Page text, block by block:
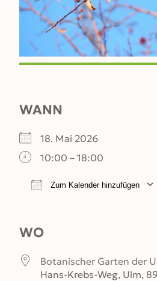
WANN
18. Mai 2026
10:00 – 18:00
Zum Kalender hinzufügen
WO
Botanischer Garten der
Hans-Krebs-Weg, Ulm,